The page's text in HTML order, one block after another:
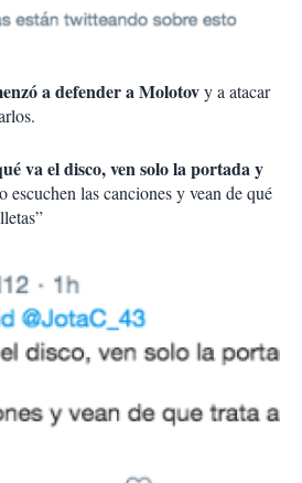
a defender a Molotovy a atacar
va el disco, ven solo la portada y
escuchen las canciones y vean de qué